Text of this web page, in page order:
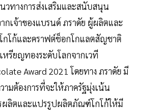
วทางการส่งเสริมและสนับสนุน
กเจ้าของแบรนด์ ภราดัย ผู้ผลิตและ
โก้และคราฟต์ช็อกโกแลตสัญชาติ
หรียญทองระดับโลกจากเวที
Award 2021 โดยทาง ภราดัย มี
มต้องการที่จะให้ภาครัฐมุ่งเน้น
ลิตและแปรรูปผลิตภัณฑ์โกโก้ให้มี